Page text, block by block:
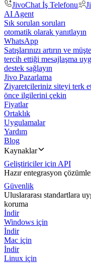
JivoChat İş Telefonu
AI Agent
Sık sorulan soruları
otomatik olarak yanıtlayın
WhatsApp
Satışlarınızı artırın ve
tercih ettiği mesajlaşma
destek sağlayın
Jivo Pazarlama
Ziyaretçileriniz siteyi terk
önce ilgilerini çekin
Fiyatlar
Ortaklık
Uygulamalar
Yardım
Blog
Kaynaklar
Geliştiriciler için API
Hazır entegrasyon
Güvenlik
Uluslararası standartlara
koruma
İndir
Windows için
İndir
Mac için
İndir
Linux için